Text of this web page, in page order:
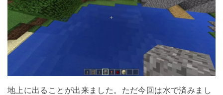
地上に出ることが出来ました。ただ今回は水で済みまし